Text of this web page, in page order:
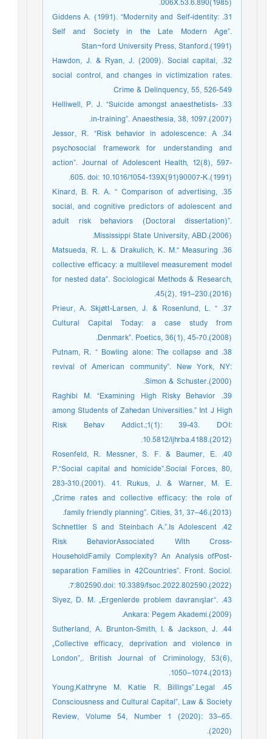
006X.53.6.890(1985).
31. Giddens A. (1991). “Modernity and Self-identity:
Self and Society in the Late Modern Age”.
Stan¬ford University Press, Stanford.(1991)
32. Hawdon, J. & Ryan, J. (2009). Social capital,
social control, and changes in victimization rates.
Crime & Delinquency, 55, 526-549
33. Helliwell, P. J. “Suicide amongst anaesthetists-
in-training”. Anaesthesia, 38, 1097.(2007).
34. Jessor, R. “Risk behavior in adolescence: A
psychosocial framework for understanding and
action”. Journal of Adolescent Health, 12(8), 597-
605. doi: 10.1016/1054-139X(91)90007-K.(1991).
35. Kinard, B. R. A. “ Comparison of advertising,
social, and cognitive predictors of adolescent and
adult risk behaviors (Doctoral dissertation)”.
Mississippi State University, ABD.(2006).
36. Matsueda, R. L. & Drakulich, K. M.“ Measuring
collective efficacy: a multilevel measurement model
for nested data”. Sociological Methods & Research,
45(2), 191–230.(2016).
37. Prieur, A. Skjøtt-Larsen, J. & Rosenlund, L. “
Cultural Capital Today: a case study from
Denmark”. Poetics, 36(1), 45-70.(2008).
38. Putnam, R. “ Bowling alone: The collapse and
revival of American community”. New York, NY:
Simon & Schuster.(2000).
39. Raghibi M. “Examining High Risky Behavior
among Students of Zahedan Universities.” Int J High
Risk Behav Addict.;1(1): 39-43. DOI:
10.5812/ijhrba.4188.(2012).
40. Rosenfeld, R. Messner, S. F. & Baumer, E.
P.“Social capital and homicide”.Social Forces, 80,
283-310.(2001). 41. Rukus, J. & Warner, M. E.
„Crime rates and collective efficacy: the role of
family friendly planning”. Cities, 31, 37–46.(2013).
42. Schnettler S and Steinbach A.”.Is Adolescent
Risk BehaviorAssociated With Cross-
HouseholdFamily Complexity? An Analysis ofPost-
separation Families in 42Countries”. Front. Sociol.
7:802590.doi: 10.3389/fsoc.2022.802590.(2022).
43. Siyez, D. M. „Ergenlerde problem davranışlar“.
Ankara: Pegem Akademi.(2009).
44. Sutherland, A. Brunton-Smith, I. & Jackson, J.
„Collective efficacy, deprivation and violence in
London”,. British Journal of Criminology, 53(6),
1050–1074.(2013).
45. Young,Kathryne M. Katie R. Billings”.Legal
Consciousness and Cultural Capital”, Law & Society
Review, Volume 54, Number 1 (2020): 33–65.
(2020).